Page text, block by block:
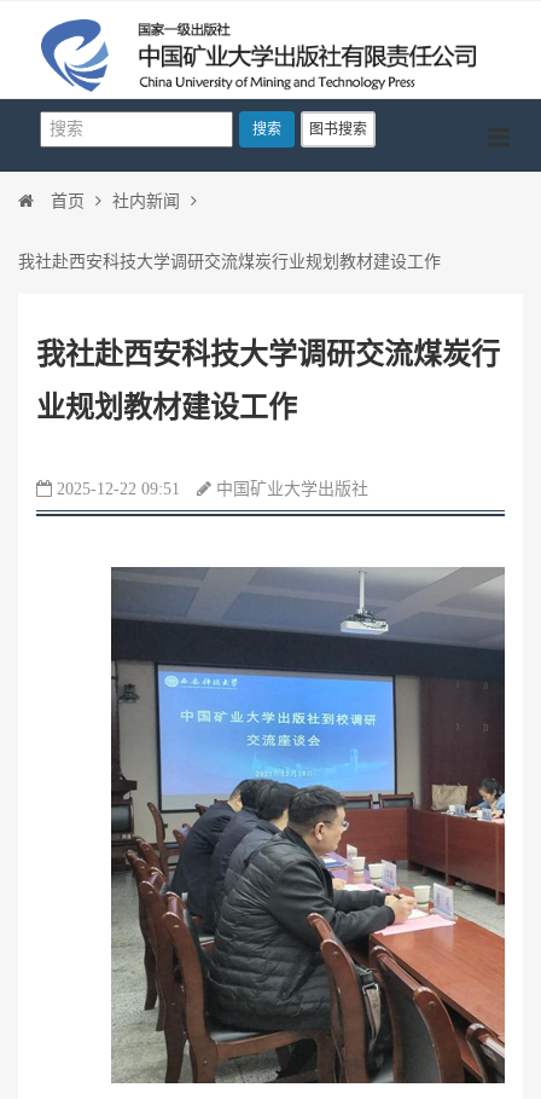
搜索 图书搜索
首页 社内新闻
我社赴西安科技大学调研交流煤炭行业规划教材建设工作
我社赴西安科技大学调研交流煤炭行
业规划教材建设工作
2025-12-22 09:51 中国矿业大学出版社